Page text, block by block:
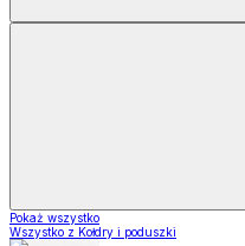
Pokaż wszystko
Wszystko z Kołdry i poduszki